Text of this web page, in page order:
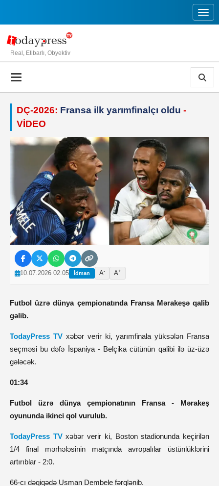
Real, Etibarlı, Obyektiv
DÇ-2026: Fransa ilk yarımfinalçı oldu -
VİDEO
10.07.2026 02:05 İdman A- A+
Futbol üzrə dünya çempionatında Fransa Mərakeşə qalib
gəlib.
TodayPress TV xəbər verir ki, yarımfinala yüksələn Fransa
seçməsi bu dəfə İspaniya - Belçika cütünün qalibi ilə üz-üzə
gələcək.
01:34
Futbol üzrə dünya çempionatının Fransa - Mərakeş
oyununda ikinci qol vurulub.
TodayPress TVxəbər verir ki, Boston stadionunda keçirilən
1/4 final mərhələsinin matçında avropalılar üstünlüklərini
artırıblar - 2:0.
66-cı dəqiqədə Usman Dembele fərqlənib.